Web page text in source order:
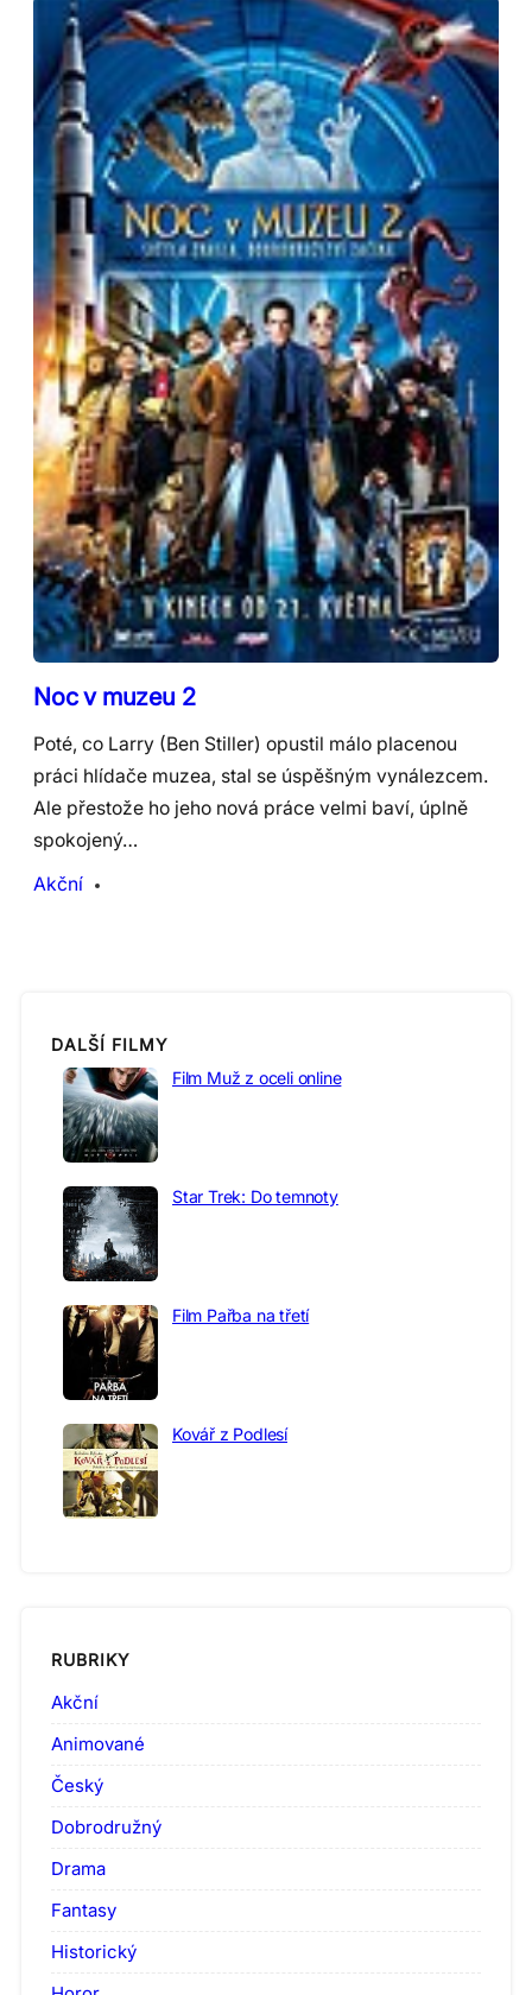
Noc v muzeu 2
Poté, co Larry (Ben Stiller) opustil málo placenou
práci hlídače muzea, stal se úspěšným vynálezcem.
Ale přestože ho jeho nová práce velmi baví, úplně
spokojený…
Akční
DALŠÍ FILMY
Film Muž z oceli online
Star Trek: Do temnoty
Film Pařba na třetí
Kovář z Podlesí
RUBRIKY
Akční
Animované
Český
Dobrodružný
Drama
Fantasy
Historický